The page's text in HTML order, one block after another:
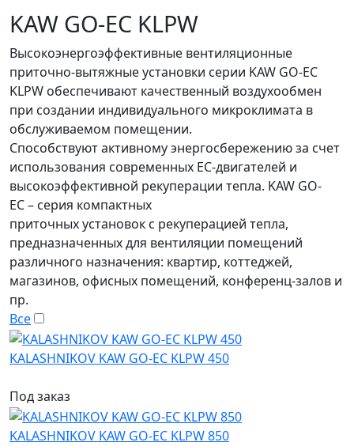
KAW GO-EC KLPW
Высокоэнергоэффективные вентиляционные
приточно-вытяжные установки серии KAW GO-EC
KLPW обеспечивают качественный воздухообмен
при создании индивидуального микроклимата в
обслуживаемом помещении.
Способствуют активному энергосбережению за счет
использования современных ЕС-двигателей и
высокоэффективной рекуперации тепла. KAW GO-
EC – серия компактных
приточных установок с рекуперацией тепла,
предназначенных для вентиляции помещений
различного назначения: квартир, коттеджей,
магазинов, офисных помещений, конференц-залов и
пр.
Все
KALASHNIKOV KAW GO-EC KLPW 450
Под заказ
KALASHNIKOV KAW GO-EC KLPW 850